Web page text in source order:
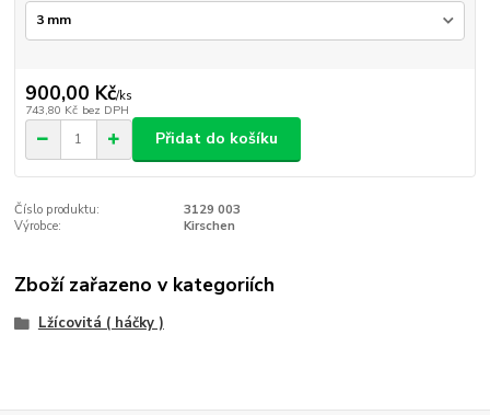
900,00 Kč/ks
743,80 Kč bez DPH
Přidat do košíku
Číslo produktu:
3129 003
Výrobce:
Kirschen
Zboží zařazeno v kategoriích
Lžícovitá ( háčky )